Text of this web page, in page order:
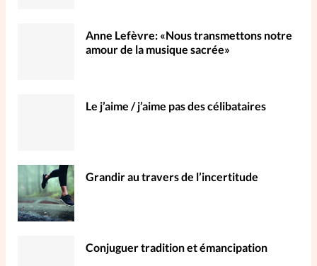
Anne Lefèvre: «Nous transmettons notre
amour de la musique sacrée»
Le j’aime / j’aime pas des célibataires
Grandir au travers de l’incertitude
Conjuguer tradition et émancipation